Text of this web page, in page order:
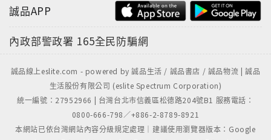
誠品APP
內政部警政署 165全民防騙網
誠品線上eslite.com - powered by 誠品生活 / 誠品書店 / 誠品物流 | 誠品
生活股份有限公司 (eslite Spectrum Corporation)
統一編號：27952966 | 台灣台北市信義區松德路204號B1 服務電話：
0800-666-798／+886-2-8789-8921
本網站已依台灣網站內容分級規定處理｜建議使用瀏覽器版本：Google